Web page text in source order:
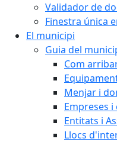
Validador de
Finestra única
El municipi
Guia del
Com
Menjar i
Empreses
Entitats i
Llocs